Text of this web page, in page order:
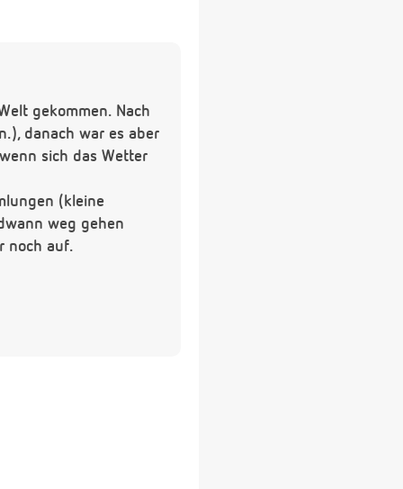
gekommen. Nach
danach war es aber
sich das Wetter
(kleine
weg gehen
noch auf.
und fange an mir